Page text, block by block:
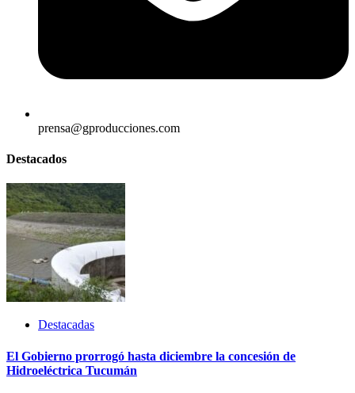
prensa@gproducciones.com
Destacados
Destacadas
El Gobierno prorrogó hasta diciembre la concesión de
Hidroeléctrica Tucumán